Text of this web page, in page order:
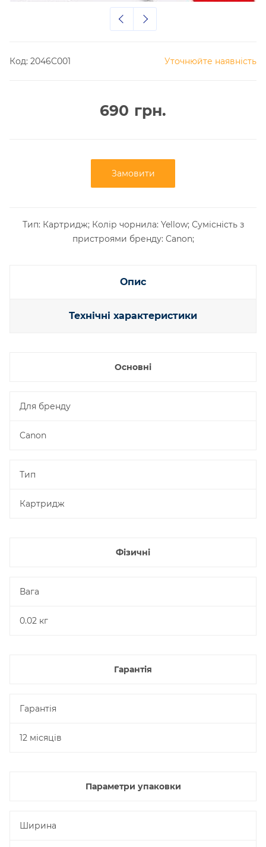
Код: 2046C001 Уточнюйте наявність
690 грн.
Замовити
Тип: Картридж; Колір чорнила: Yellow; Сумісність з
пристроями бренду: Canon;
Опис
Технічні характеристики
Основні
Для бренду
Canon
Тип
Картридж
Фізичні
Вага
0.02 кг
Гарантія
Гарантія
12 місяців
Параметри упаковки
Ширина